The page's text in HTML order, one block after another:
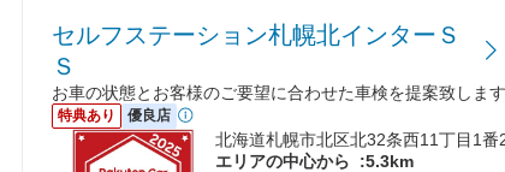
セルフステーション札幌北インターＳ
Ｓ
お車の状態とお客様のご要望に合わせた車検を提案致します
特典あり 優良店
北海道札幌市北区北32条西11丁目1番
エリアの中心から
:5.3km